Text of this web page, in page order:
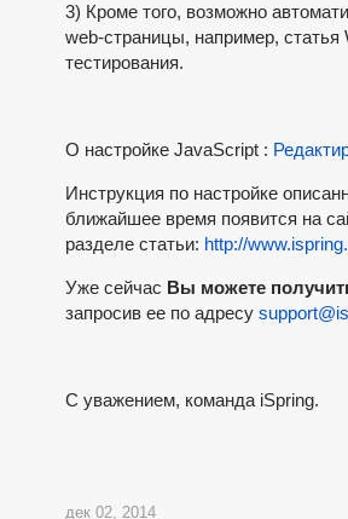
3) Кроме того, возможно
web-страницы, например, статья
тестирования.
О настройке JavaScript :
Инструкция по настройке
ближайшее время появится на
разделе статьи: http://
Уже сейчас Вы можете
запросив ее по адресу
C уважением, команда iSpring.
дек 02, 2014